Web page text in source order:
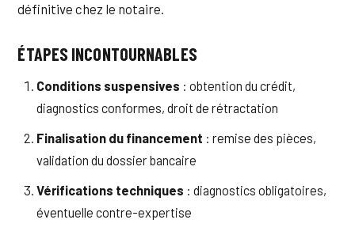
définitive chez le notaire.
ÉTAPES INCONTOURNABLES
Conditions suspensives : obtention du crédit,
diagnostics conformes, droit de rétractation
Finalisation du financement : remise des pièces,
validation du dossier bancaire
Vérifications techniques : diagnostics obligatoires,
éventuelle contre-expertise